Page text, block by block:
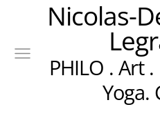
Nicolas-
PHILO . Art
Yoga.